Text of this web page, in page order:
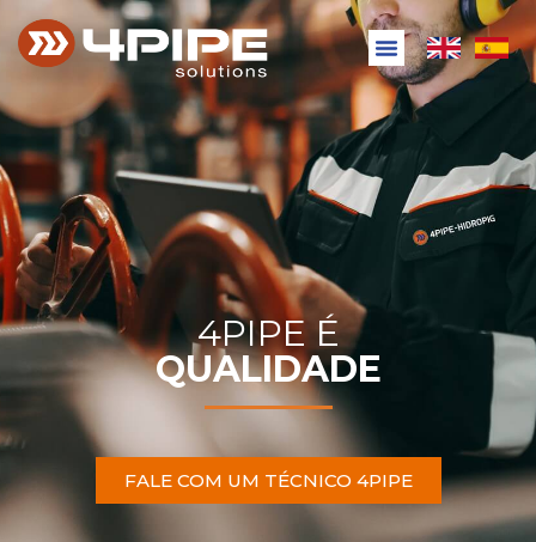
4PIPE É
QUALIDADE
FALE COM UM TÉCNICO 4PIPE